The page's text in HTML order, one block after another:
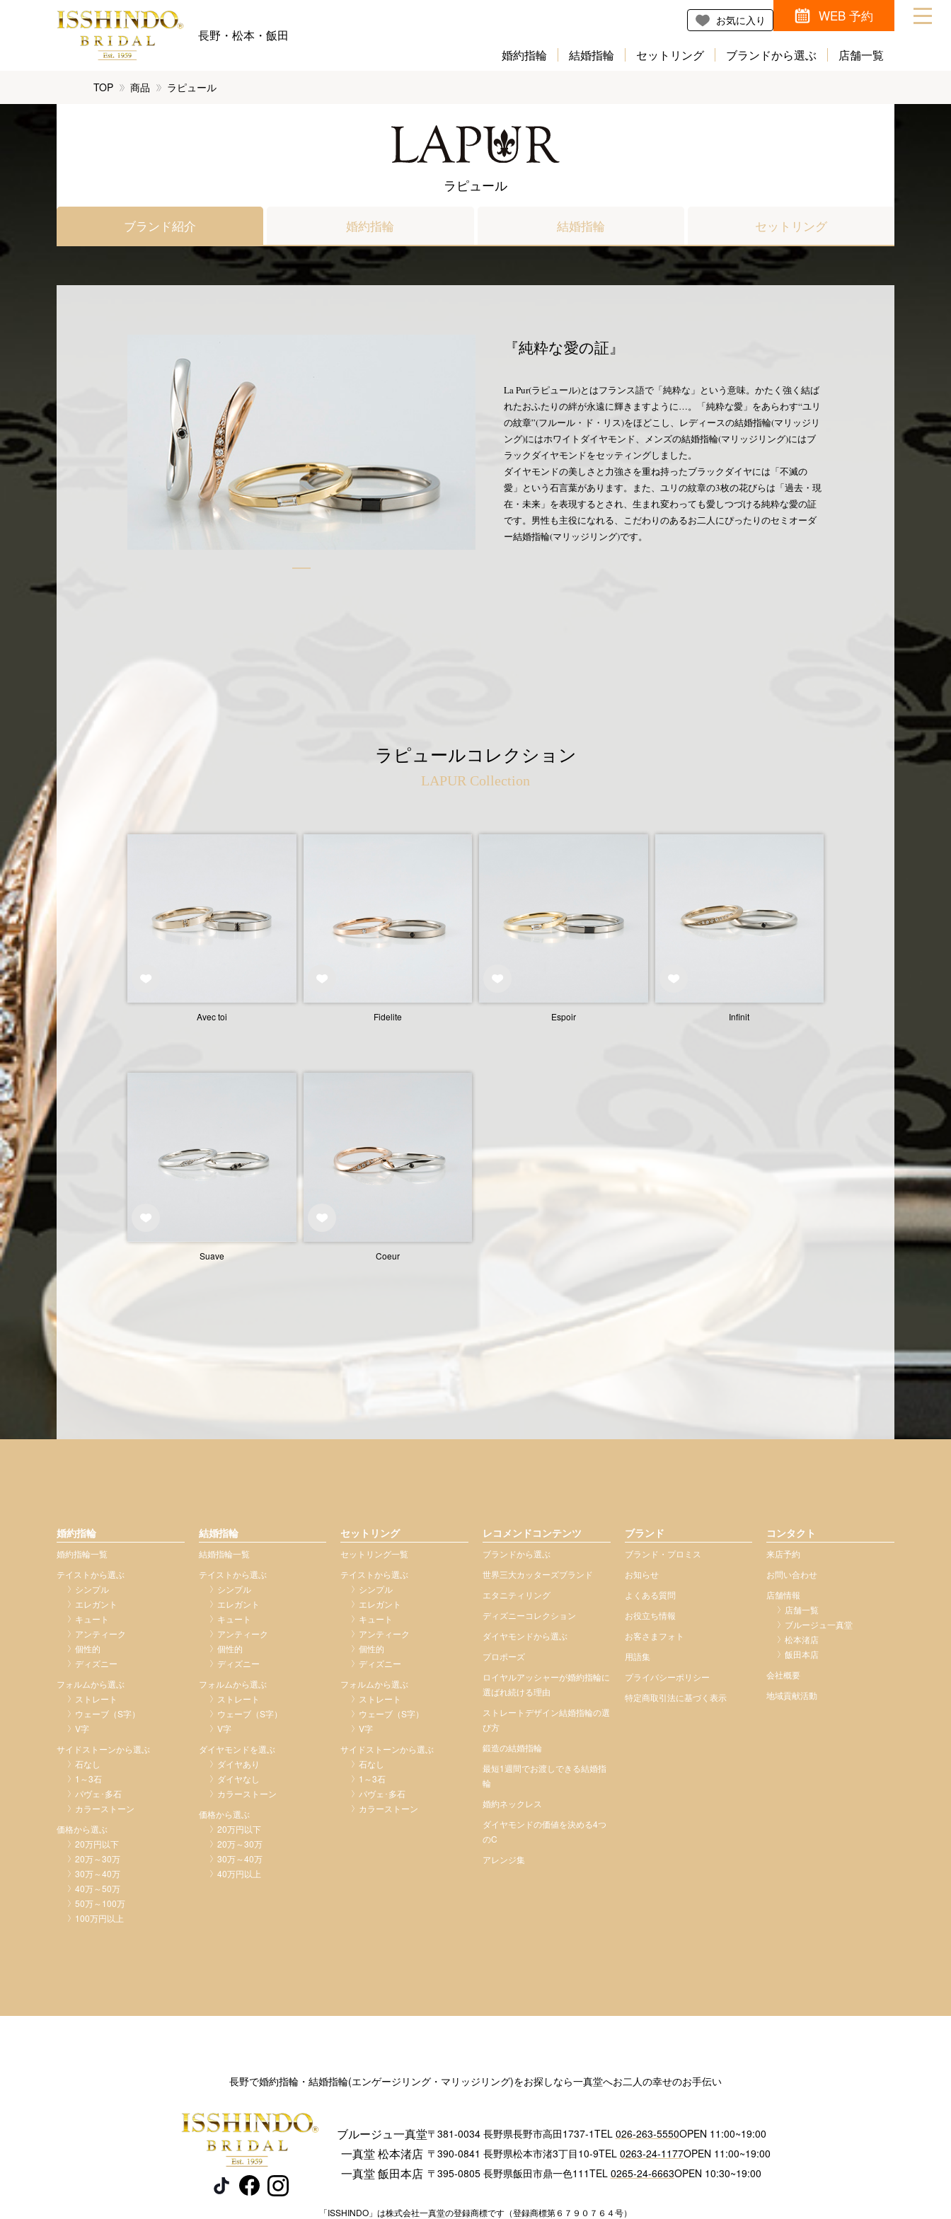
長野・松本・飯田
お気に入り WEB 予約
婚約指輪 結婚指輪 セットリング ブランドから選ぶ 店舗一覧
TOP 商品 ラピュール
ラピュール
ブランド紹介 婚約指輪 結婚指輪 セットリング
『純粋な愛の証』
La Pur(ラピュール)とはフランス語で「純粋な」という意味。かたく強く結ば
れたおふたりの絆が永遠に輝きますように…。「純粋な愛」をあらわす“ユリ
の紋章”(フルール・ド・リス)をほどこし、レディースの結婚指輪(マリッジリ
ング)にはホワイトダイヤモンド、メンズの結婚指輪(マリッジリング)にはブ
ラックダイヤモンドをセッティングしました。
ダイヤモンドの美しさと力強さを重ね持ったブラックダイヤには「不滅の
愛」という石言葉があります。また、ユリの紋章の3枚の花びらは「過去・現
在・未来」を表現するとされ、生まれ変わっても愛しつづける純粋な愛の証
です。男性も主役になれる、こだわりのあるお二人にぴったりのセミオーダ
ー結婚指輪(マリッジリング)です。
ラピュールコレクション
LAPUR Collection
Avec toi Fidelite Espoir Infinit
Suave Coeur
婚約指輪
婚約指輪一覧
テイストから選ぶ
シンプル
エレガント
キュート
アンティーク
個性的
ディズニー
フォルムから選ぶ
ストレート
ウェーブ（S字）
V字
サイドストーンから選ぶ
石なし
1～3石
パヴェ･多石
カラーストーン
価格から選ぶ
20万円以下
20万～30万
30万～40万
40万～50万
50万～100万
100万円以上
結婚指輪
結婚指輪一覧
テイストから選ぶ
シンプル
エレガント
キュート
アンティーク
個性的
ディズニー
フォルムから選ぶ
ストレート
ウェーブ（S字）
V字
ダイヤモンドを選ぶ
ダイヤあり
ダイヤなし
カラーストーン
価格から選ぶ
20万円以下
20万～30万
30万～40万
40万円以上
セットリング
セットリング一覧
テイストから選ぶ
シンプル
エレガント
キュート
アンティーク
個性的
ディズニー
フォルムから選ぶ
ストレート
ウェーブ（S字）
V字
サイドストーンから選ぶ
石なし
1～3石
パヴェ･多石
カラーストーン
レコメンドコンテンツ
ブランドから選ぶ
世界三大カッターズブランド
エタニティリング
ディズニーコレクション
ダイヤモンドから選ぶ
プロポーズ
ロイヤルアッシャーが婚約指輪に
選ばれ続ける理由
ストレートデザイン結婚指輪の選
び方
鍛造の結婚指輪
最短1週間でお渡しできる結婚指
輪
婚約ネックレス
ダイヤモンドの価値を決める4つ
のC
アレンジ集
ブランド
ブランド・プロミス
お知らせ
よくある質問
お役立ち情報
お客さまフォト
用語集
プライバシーポリシー
特定商取引法に基づく表示
コンタクト
来店予約
お問い合わせ
店舗情報
店舗一覧
ブルージュ一真堂
松本渚店
飯田本店
会社概要
地域貢献活動
長野で婚約指輪・結婚指輪(エンゲージリング・マリッジリング)をお探しなら一真堂へお二人の幸せのお手伝い
ブルージュ一真堂〒381-0034 長野県長野市高田1737-1TEL 026-263-5550OPEN 11:00~19:00
一真堂 松本渚店 〒390-0841 長野県松本市渚3丁目10-9TEL 0263-24-1177OPEN 11:00~19:00
一真堂 飯田本店 〒395-0805 長野県飯田市鼎一色111TEL 0265-24-6663OPEN 10:30~19:00
「ISSHINDO」は株式会社一真堂の登録商標です（登録商標第６７９０７６４号）